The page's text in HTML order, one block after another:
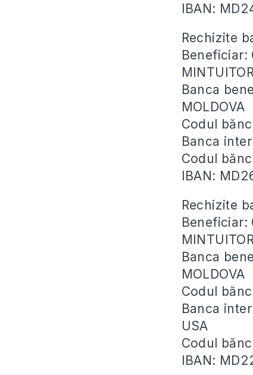
IBAN:
Rechizite
Beneficiar:
Banca
MOLDOVA
Codul
Banca
Codul
IBAN:
Rechizite
Beneficiar:
Banca
MOLDOVA
Codul
Banca
USA
Codul
IBAN: